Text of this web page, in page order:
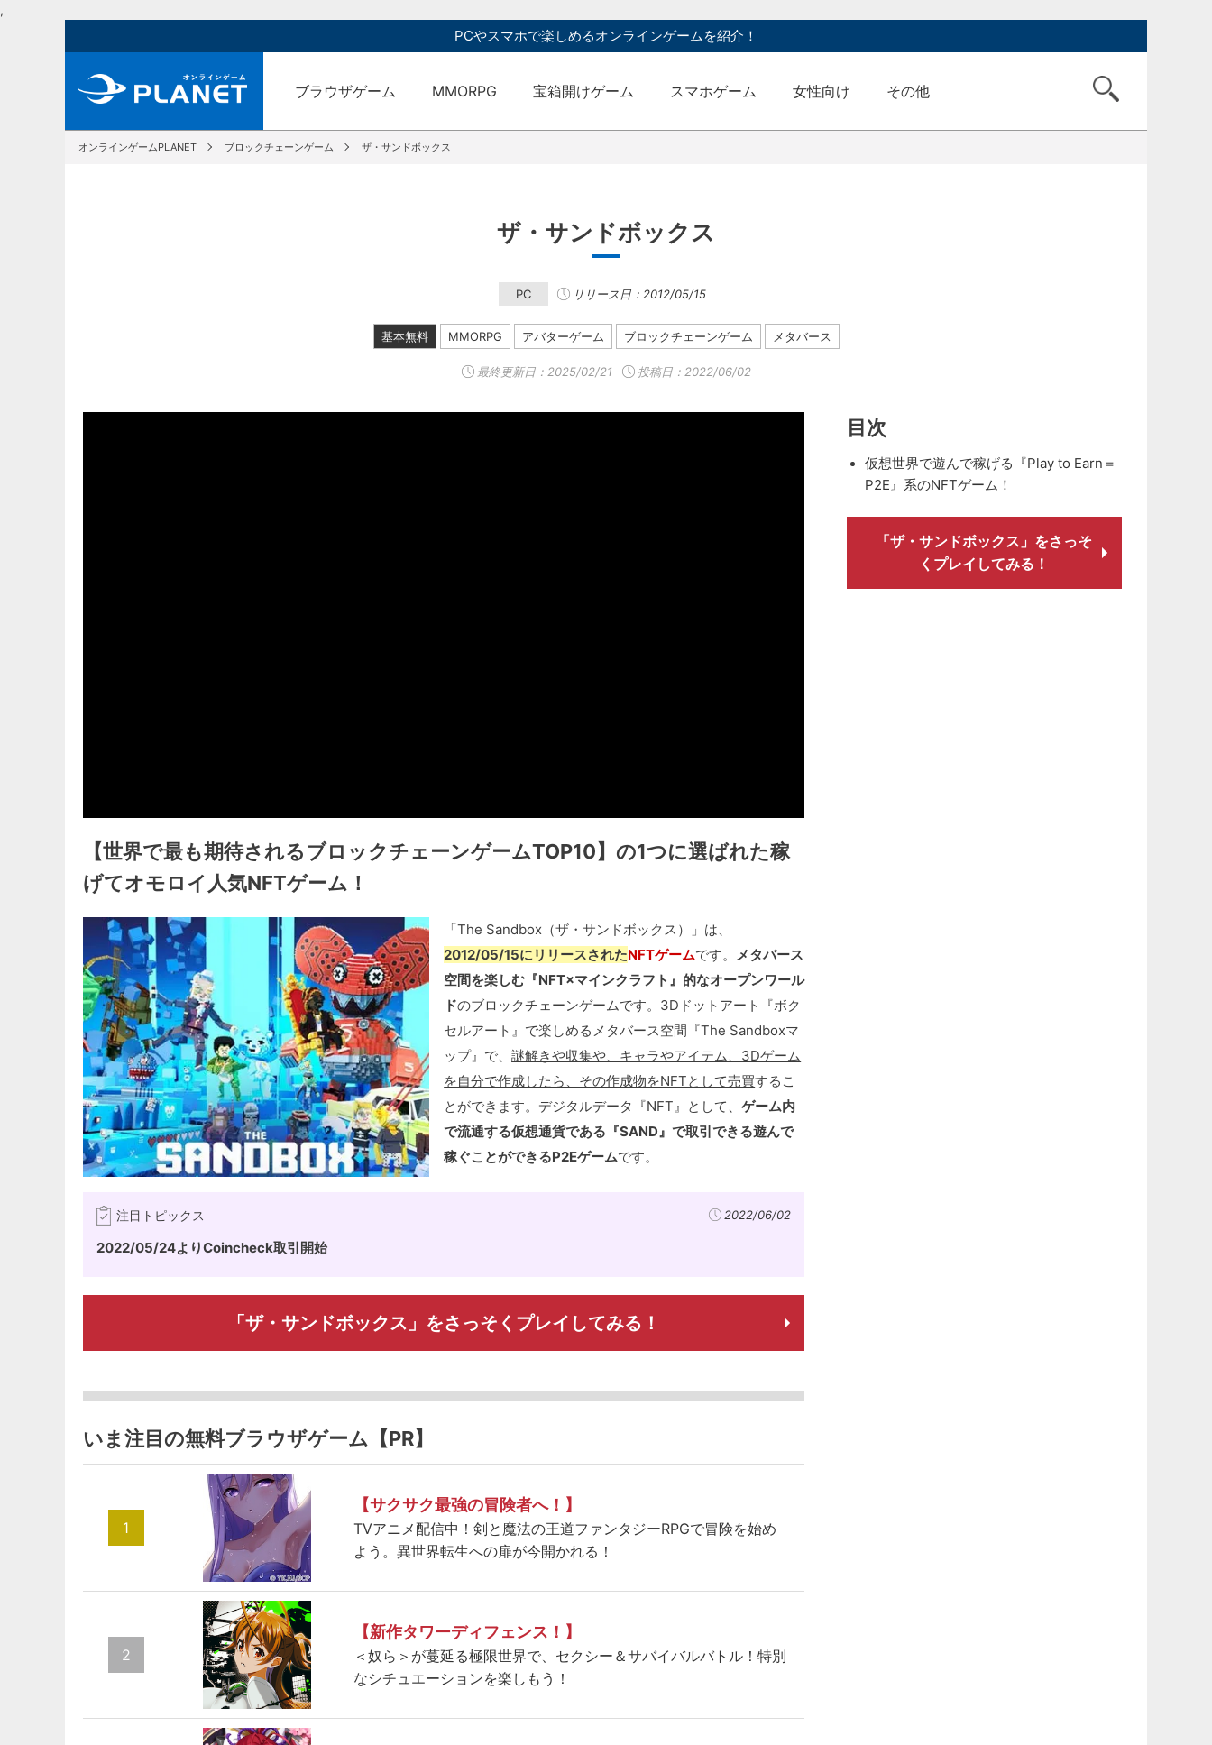
,
PCやスマホで楽しめるオンラインゲームを紹介！
ブラウザゲーム MMORPG 宝箱開けゲーム スマホゲーム 女性向け その他
オンラインゲームPLANET ブロックチェーンゲーム ザ・サンドボックス
ザ・サンドボックス
PC リリース日：2012/05/15
基本無料 MMORPG アバターゲーム ブロックチェーンゲーム メタバース
最終更新日： 2025/02/21 投稿日：2022/06/02
【世界で最も期待されるブロックチェーンゲームTOP10】の1つに選ばれた稼
げてオモロイ人気NFTゲーム！
「The Sandbox（ザ・サンドボックス）」は、
2012/05/15にリリースされたNFTゲームです。 メタバース
空間を楽しむ『NFT×マインクラフト』的なオープンワール
ドのブロックチェーンゲームです。3Dドットアート『ボク
セルアート』で楽しめるメタバース空間『The Sandboxマ
ップ』で、謎解きや収集や、キャラやアイテム、3Dゲーム
を自分で作成したら、その作成物をNFTとして売買するこ
とができます。デジタルデータ『NFT』として、ゲーム内
で流通する仮想通貨である『SAND』で取引できる遊んで
稼ぐことができるP2Eゲームです。
注目トピックス 2022/06/02
2022/05/24よりCoincheck取引開始
「ザ・サンドボックス」をさっそくプレイしてみる！
いま注目の無料ブラウザゲーム【PR】
1
【サクサク最強の冒険者へ！】
TVアニメ配信中！剣と魔法の王道ファンタジーRPGで冒険を始め
よう。異世界転生への扉が今開かれる！
2
【新作タワーディフェンス！】
＜奴ら＞が蔓延る極限世界で、セクシー＆サバイバルバトル！特別
なシチュエーションを楽しもう！
目次
仮想世界で遊んで稼げる『Play to Earn＝
P2E』系のNFTゲーム！
「ザ・サンドボックス」をさっそ
くプレイしてみる！